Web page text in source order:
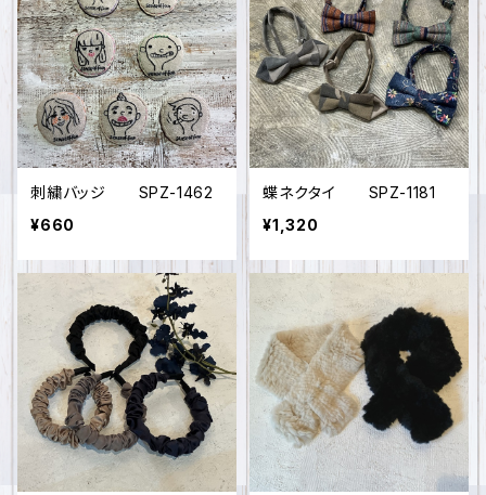
刺繍バッジ SPZ-1462
¥660
蝶ネクタイ SPZ-1181
¥1,320